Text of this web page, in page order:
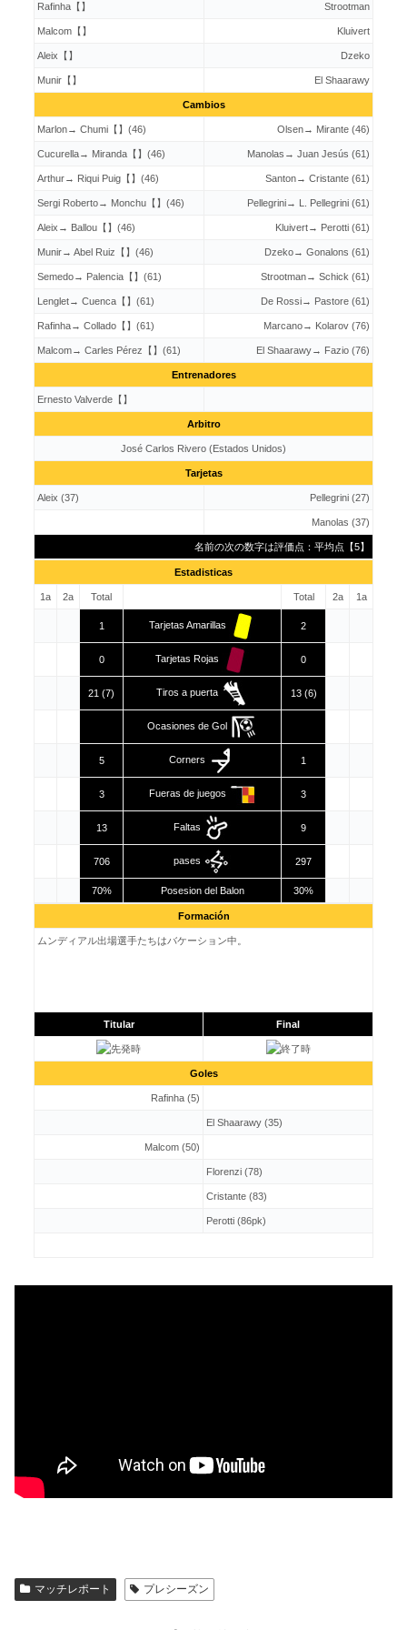
Rafinha【】 Strootman
Malcom【】 Kluivert
Aleix【】 Dzeko
Munir【】 El Shaarawy
Cambios
Marlon→ Chumi【】(46) Olsen→ Mirante (46)
Cucurella→ Miranda【】(46) Manolas→ Juan Jesús (61)
Arthur→ Riqui Puig【】(46) Santon→ Cristante (61)
Sergi Roberto→ Monchu【】(46) Pellegrini→ L. Pellegrini (61)
Aleix→ Ballou【】(46) Kluivert→ Perotti (61)
Munir→ Abel Ruiz【】(46) Dzeko→ Gonalons (61)
Semedo→ Palencia【】(61) Strootman→ Schick (61)
Lenglet→ Cuenca【】(61) De Rossi→ Pastore (61)
Rafinha→ Collado【】(61) Marcano→ Kolarov (76)
Malcom→ Carles Pérez【】(61) El Shaarawy→ Fazio (76)
Entrenadores
Ernesto Valverde【】
Arbitro
José Carlos Rivero (Estados Unidos)
Tarjetas
Aleix (37) Pellegrini (27)
Manolas (37)
名前の次の数字は評価点：平均点【5】
Estadisticas
1a 2a Total Total 2a 1a
1 Tarjetas Amarillas 2
0 Tarjetas Rojas 0
21 (7) Tiros a puerta 13 (6)
Ocasiones de Gol
5 Corners 1
3 Fueras de juegos 3
13 Faltas 9
706 pases 297
70% Posesion del Balon 30%
Formación
ムンディアル出場選手たちはバケーション中。
Titular Final
Goles
Rafinha (5)
El Shaarawy (35)
Malcom (50)
Florenzi (78)
Cristante (83)
Perotti (86pk)
マッチレポート プレシーズン